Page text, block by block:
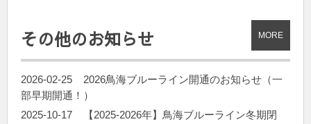
その他のお知らせ
2026-02-25
2026鳥海ブルーライン開通のお知らせ（一
部早期開通！）
2025-10-17
【2025-2026年】鳥海ブルーライン冬期閉
MORE